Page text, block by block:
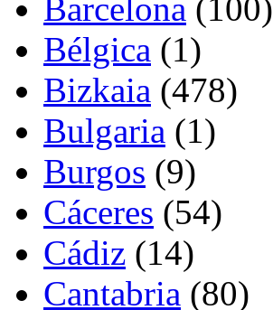
Barcelona (100)
Bélgica (1)
Bizkaia (478)
Bulgaria (1)
Burgos (9)
Cáceres (54)
Cádiz (14)
Cantabria (80)